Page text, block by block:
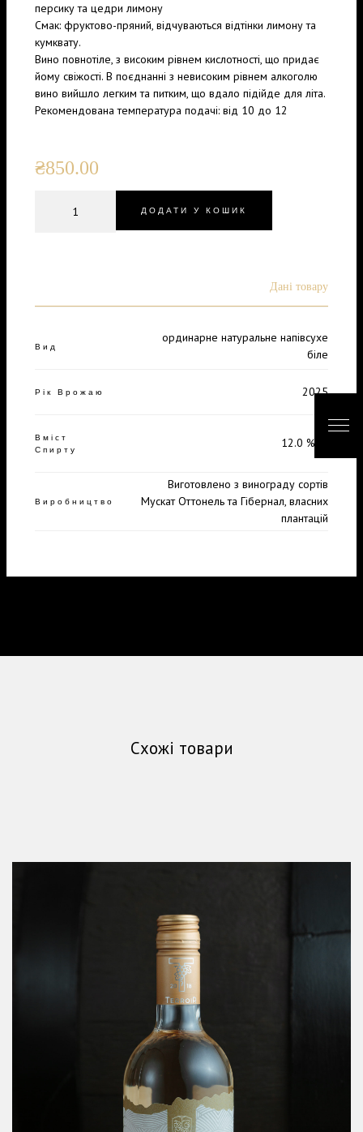
персику та цедри лимону
Смак: фруктово-пряний, відчуваються відтінки лимону та
кумквату.
Вино повнотіле, з високим рівнем кислотності, що придає
йому свіжості. В поєднанні з невисоким рівнем алкоголю
вино вийшло легким та питким, що вдало підійде для літа.
Рекомендована температура подачі: від 10 до 12
₴850.00
ДОДАТИ У КОШИК
Дані товару
Вид
ординарне натуральне напівсухе
біле
Рік Врожаю 2025
Вміст
Спирту
12.0 %об
Виробництво
Виготовлено з винограду сортів
Мускат Оттонель та Гібернал, власних
плантацій
Схожі товари